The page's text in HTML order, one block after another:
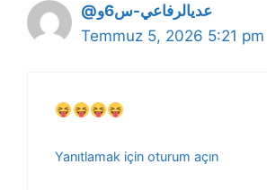
@عديالرفاعي-س6و
Temmuz 5, 2026 5:21 pm
Yanıtlamak için oturum açın